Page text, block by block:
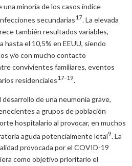
minoría de los casos índice
secundarias17. La elevada
también resultados variables,
el 10,5% en EEUU, siendo
y/o con mucho contacto
convivientes familiares, eventos
residenciales17-19.
de una neumonía grave,
a grupos de población
hospitalario al provocar, en muchos
aguda potencialmente letal9 . La
provocada por el COVID-19
como objetivo prioritario el